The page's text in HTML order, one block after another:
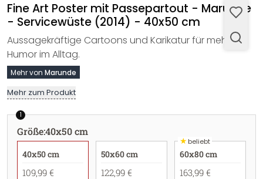
Fine Art Poster mit Passepartout - Marunde
- Servicewüste (2014) - 40x50 cm
Aussagekräftige Cartoons und Karikatur für mehr
Humor im Alltag.
Mehr von Marunde
Mehr zum Produkt
1
Größe:40x50 cm
40x50 cm
109,99 €
50x60 cm
122,99 €
★beliebt
60x80 cm
163,99 €